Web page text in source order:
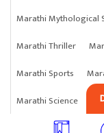
Marathi Mythological
Marathi Thriller
Marathi Sports
Marathi Science